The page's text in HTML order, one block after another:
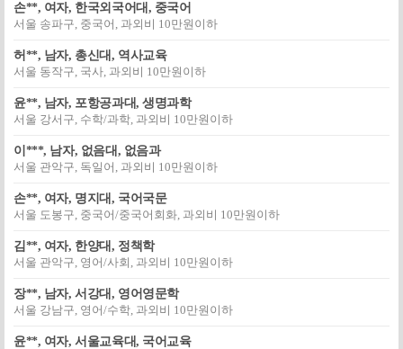
손**, 여자, 한국외국어대, 중국어
서울 송파구, 중국어, 과외비 10만원이하
허**, 남자, 총신대, 역사교육
서울 동작구, 국사, 과외비 10만원이하
윤**, 남자, 포항공과대, 생명과학
서울 강서구, 수학/과학, 과외비 10만원이하
이***, 남자, 없음대, 없음과
서울 관악구, 독일어, 과외비 10만원이하
손**, 여자, 명지대, 국어국문
서울 도봉구, 중국어/중국어회화, 과외비 10만원이하
김**, 여자, 한양대, 정책학
서울 관악구, 영어/사회, 과외비 10만원이하
장**, 남자, 서강대, 영어영문학
서울 강남구, 영어/수학, 과외비 10만원이하
윤**, 여자, 서울교육대, 국어교육